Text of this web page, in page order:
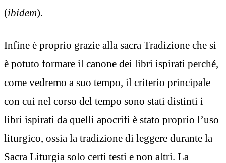
(ibidem).
Infine è proprio grazie alla sacra Tradizione che si
è potuto formare il canone dei libri ispirati perché,
come vedremo a suo tempo, il criterio principale
con cui nel corso del tempo sono stati distinti i
libri ispirati da quelli apocrifi è stato proprio l’uso
liturgico, ossia la tradizione di leggere durante la
Sacra Liturgia solo certi testi e non altri. La